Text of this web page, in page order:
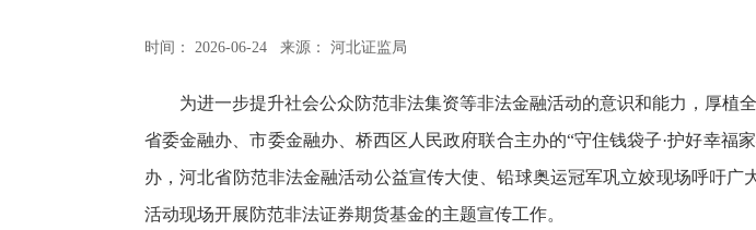
时间： 2026-06-24 来源： 河北证监局
为进一步提升社会公众防范非法集资等非法金融活动的意识和能力，厚植
省委金融办、市委金融办、桥西区人民政府联合主办的“守住钱袋子·护好幸
办，河北省防范非法金融活动公益宣传大使、铅球奥运冠军巩立姣现场呼吁
活动现场开展防范非法证券期货基金的主题宣传工作。